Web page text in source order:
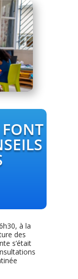
à la
des
s’était